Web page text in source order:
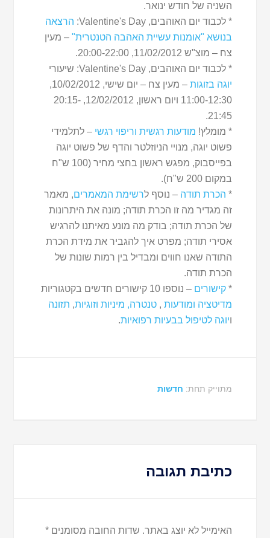
השניה של חודש ינואר.
* לכבוד יום האוהבים, Valentine's Day:
הרצאה
בנושא "אומנות עשיית האהבה הטנטרית"– מעין
צח – מוצ"ש 11/02/2012, 20:00-22:00.
* לכבוד יום האוהבים, Valentine's Day: שיעורי
יוגה בזוגות
– מעין צח – יום שישי, 10/02/2012,
11:00-12:30 ויום ראשון, 12/02/2012, 20:15-
21:45.
* מומלץ! מודעות רגשית וריפוי רגשי – לתלמידי
פשוט יוגה, מנויי הניוזלטר והדף של פשוט יוגה
בפייסבוק, מפגש ראשון בחצי מחיר (100 ש"ח
במקום 200 ש"ח).
* הכרת תודה – נוסף לרשימת המאמרים, מאמר
זה מגדיר מה זו הכרת תודה; מונה את היתרונות
של הכרת תודה; בודק מה מונע מאיתנו להרגיש
אסירי תודה; מפרט איך להגביר את מידת הכרת
התודה שאנו חווים ומבדיל בין רמות שונות של
הכרת תודה.
*קישורים – נוספו 10 קישורים חדשים בקטגוריות
מדיטציה ומודעות ,טנטרה, מיניות וזוגיות, תזונה
ויוגה לטיפול בבעיות רפואיות.
מתוייק תחת: חדשות
כתיבת תגובה
האימייל לא יוצג באתר. שדות החובה מסומנים*